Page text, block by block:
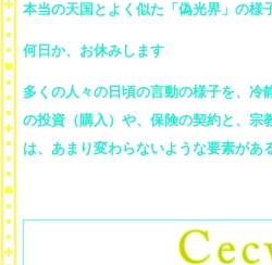
本当の天国とよく似た「偽光界」の
何日か、お休みします
多くの人々の日頃の言動の様子を、冷
の投資（購入）や、保険の契約と、宗
は、あまり変わらないような要素が